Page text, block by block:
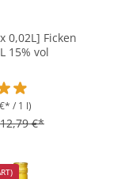
5 Sternen
0,02L] Ficken
15% vol
Bewertung
/ 1 l)
12,79 €*